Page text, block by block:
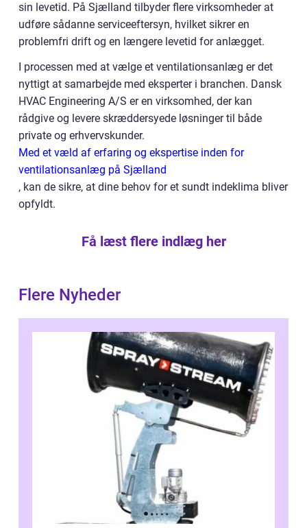
sin levetid. På Sjælland tilbyder flere virksomheder at
udføre sådanne serviceeftersyn, hvilket sikrer en
problemfri drift og en længere levetid for anlægget.
I processen med at vælge et ventilationsanlæg er det
nyttigt at samarbejde med eksperter i branchen. Dansk
HVAC Engineering A/S er en virksomhed, der kan
rådgive og levere skræddersyede løsninger til både
private og erhvervskunder.
Med et væld af erfaring og ekspertise inden for
ventilationsanlæg på Sjælland
, kan de sikre, at dine behov for et sundt indeklima bliver
opfyldt.
Få læst flere indlæg her
Flere Nyheder